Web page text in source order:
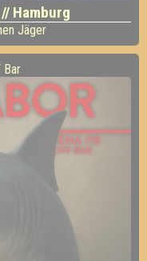
// Hamburg
Jäger
Bar